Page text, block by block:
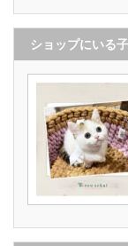
ショップにいる